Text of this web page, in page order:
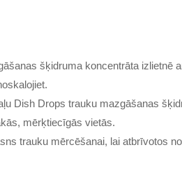
šķidruma koncentrāta izlietnē
Dish Drops trauku mazgāšanas
mērķtiecīgās vietās.
trauku mērcēšanai, lai atbrīvotos